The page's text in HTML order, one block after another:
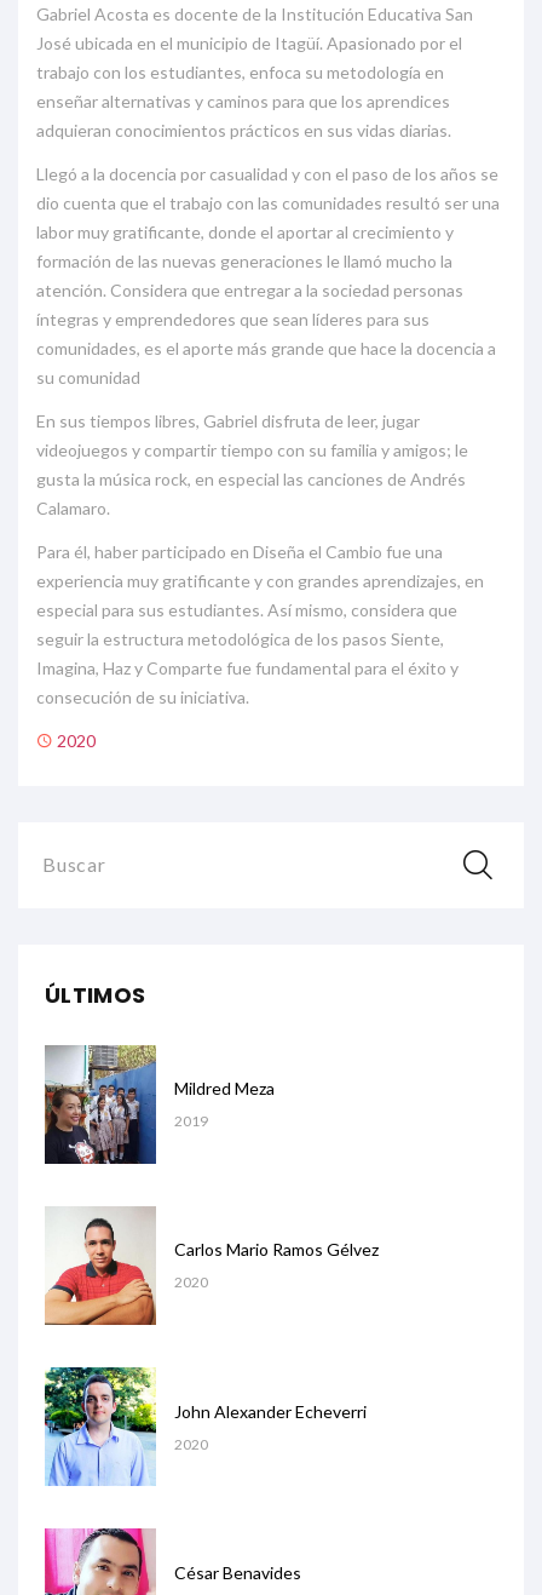
Gabriel Acosta es docente de la Institución Educativa San
José ubicada en el municipio de Itagüí. Apasionado por el
trabajo con los estudiantes, enfoca su metodología en
enseñar alternativas y caminos para que los aprendices
adquieran conocimientos prácticos en sus vidas diarias.
Llegó a la docencia por casualidad y con el paso de los años se
dio cuenta que el trabajo con las comunidades resultó ser una
labor muy gratificante, donde el aportar al crecimiento y
formación de las nuevas generaciones le llamó mucho la
atención. Considera que entregar a la sociedad personas
íntegras y emprendedores que sean líderes para sus
comunidades, es el aporte más grande que hace la docencia a
su comunidad
En sus tiempos libres, Gabriel disfruta de leer, jugar
videojuegos y compartir tiempo con su familia y amigos; le
gusta la música rock, en especial las canciones de Andrés
Calamaro.
Para él, haber participado en Diseña el Cambio fue una
experiencia muy gratificante y con grandes aprendizajes, en
especial para sus estudiantes. Así mismo, considera que
seguir la estructura metodológica de los pasos Siente,
Imagina, Haz y Comparte fue fundamental para el éxito y
consecución de su iniciativa.
2020
Buscar
ÚLTIMOS
Mildred Meza
2019
Carlos Mario Ramos Gélvez
2020
John Alexander Echeverri
2020
César Benavides